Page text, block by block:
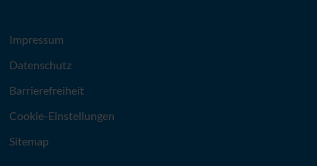
Impressum
Datenschutz
Barrierefreiheit
Cookie-Einstellungen
Sitemap